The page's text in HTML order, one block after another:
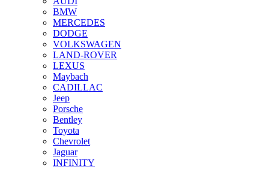
BMW
MERCEDES
DODGE
VOLKSWAGEN
LAND-ROVER
LEXUS
Maybach
CADILLAC
Jeep
Porsche
Bentley
Toyota
Chevrolet
Jaguar
INFINITY